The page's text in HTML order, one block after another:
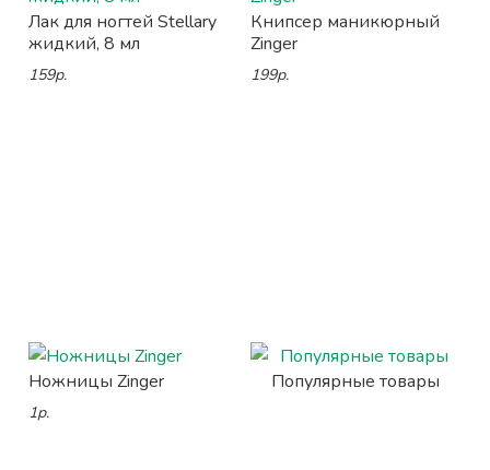
Лак для ногтей Stellary
жидкий, 8 мл
159р.
Книпсер маникюрный
Zinger
199р.
Ножницы Zinger
1р.
Популярные товары